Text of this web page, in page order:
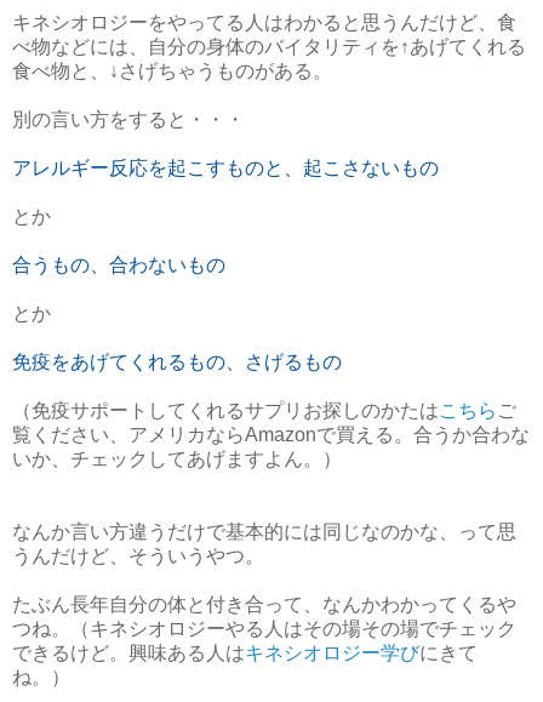
キネシオロジーをやってる人はわかると思うんだけど、食
べ物などには、自分の身体のバイタリティを↑あげてくれる
食べ物と、↓さげちゃうものがある。
別の言い方をすると・・・
アレルギー反応を起こすものと、起こさないもの
とか
合うもの、合わないもの
とか
免疫をあげてくれるもの、さげるもの
（免疫サポートしてくれるサプリお探しのかたはこちら ご
覧ください、アメリカならAmazonで買える。合うか合わな
いか、チェックしてあげますよん。）
なんか言い方違うだけで基本的には同じなのかな、って思
うんだけど、そういうやつ。
たぶん長年自分の体と付き合って、なんかわかってくるや
つね。（キネシオロジーやる人はその場その場でチェック
できるけど。興味ある人はキネシオロジー学びにきて
ね。）